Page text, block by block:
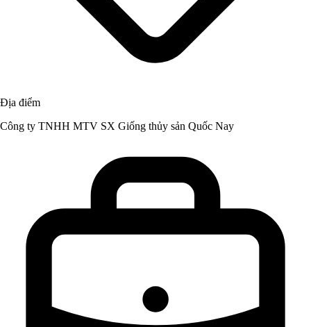
Địa điểm
Công ty TNHH MTV SX Giống thủy sản Quốc Nay